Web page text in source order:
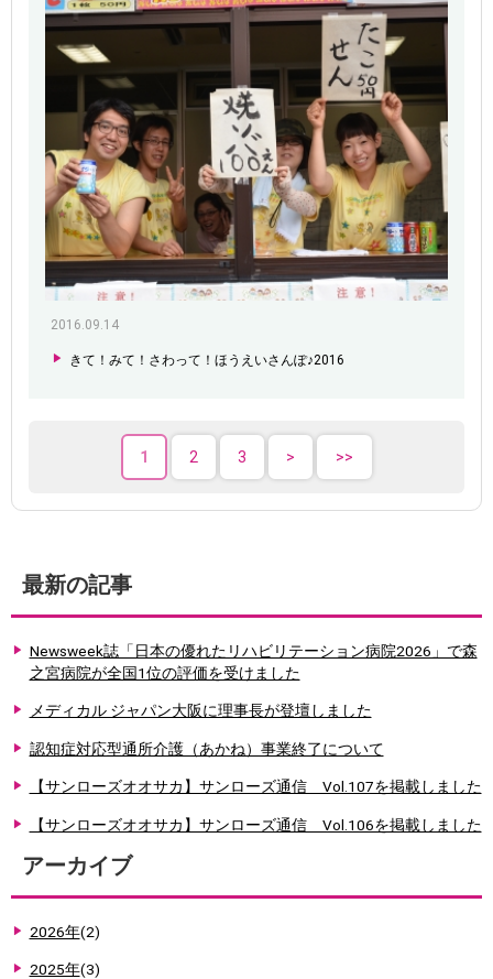
2016.09.14
きて！みて！さわって！ほうえいさんぽ♪2016
1 2 3
最新の記事
Newsweek誌「日本の優れたリハビリテーション病院2026」で森
之宮病院が全国1位の評価を受けました
メディカル ジャパン大阪に理事長が登壇しました
認知症対応型通所介護（あかね）事業終了について
【サンローズオオサカ】サンローズ通信 Vol.107を掲載しました
【サンローズオオサカ】サンローズ通信 Vol.106を掲載しました
アーカイブ
2026年(2)
2025年(3)